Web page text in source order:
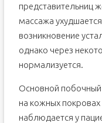
представительниц
массажа
возникновение
однако через
нормализуется.
Основной
на кожных
наблюдается у